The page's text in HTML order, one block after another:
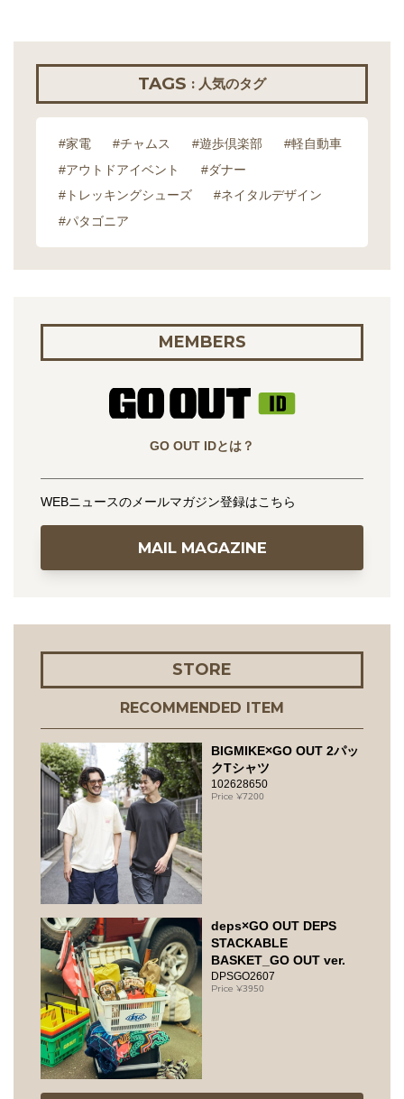
TAGS : 人気のタグ
#家電 #チャムス #遊歩倶楽部
#軽自動車
#アウトドアイベント
#ダナー
#トレッキングシューズ
#ネイタルデザイン
#パタゴニア
MEMBERS
GO OUT IDとは？
WEBニュースのメールマガジン登録はこちら
MAIL MAGAZINE
STORE
RECOMMENDED ITEM
BIGMIKE×GO OUT 2パッ
クTシャツ
102628650
7200
deps×GO OUT DEPS
STACKABLE
BASKET_GO OUT ver.
DPSGO2607
3950